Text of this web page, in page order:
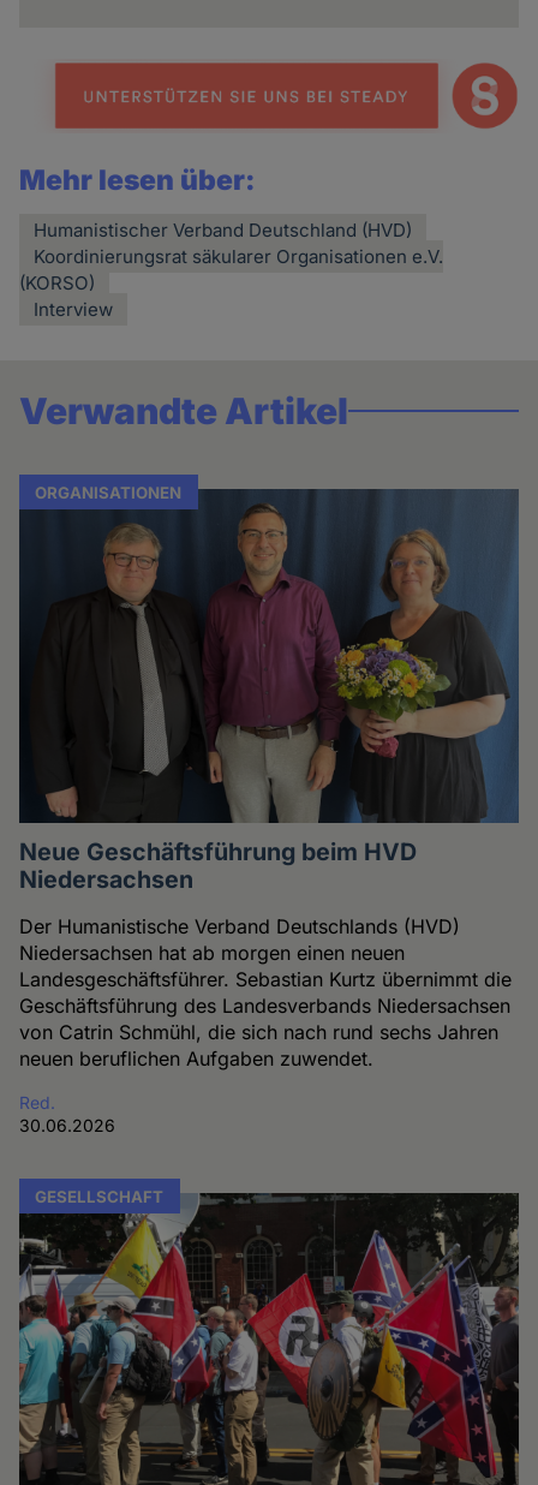
Mehr lesen über:
Humanistischer Verband Deutschland (HVD)
Koordinierungsrat säkularer Organisationen e.V.
(KORSO)
Interview
Verwandte Artikel
ORGANISATIONEN
Neue Geschäftsführung beim HVD
Niedersachsen
Der Humanistische Verband Deutschlands (HVD)
Niedersachsen hat ab morgen einen neuen
Landesgeschäftsführer. Sebastian Kurtz übernimmt die
Geschäftsführung des Landesverbands Niedersachsen
von Catrin Schmühl, die sich nach rund sechs Jahren
neuen beruflichen Aufgaben zuwendet.
Red.
30.06.2026
GESELLSCHAFT